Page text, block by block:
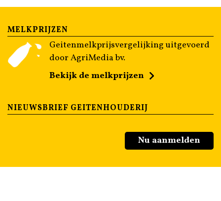
MELKPRIJZEN
Geitenmelkprijsvergelijking uitgevoerd
door AgriMedia bv.
Bekijk de melkprijzen
NIEUWSBRIEF GEITENHOUDERIJ
Nu aanmelden